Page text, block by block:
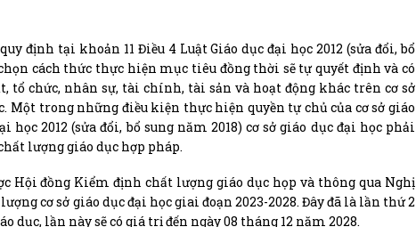
định tại khoản 11 Điều 4 Luật Giáo dục đại học 2012 (sửa đổi, bổ
cách thức thực hiện mục tiêu đồng thời sẽ tự quyết định và có
chức, nhân sự, tài chính, tài sản và hoạt động khác trên cơ sở
Một trong những điều kiện thực hiện quyền tự chủ của cơ sở giáo
2012 (sửa đổi, bổ sung năm 2018) cơ sở giáo dục đại học phải
lượng giáo dục hợp pháp.
Hội đồng Kiểm định chất lượng giáo dục họp và thông qua Nghị
cơ sở giáo dục đại học giai đoạn 2023-2028. Đây đã là lần thứ 2
lần này sẽ có giá trị đến ngày 08 tháng 12 năm 2028.